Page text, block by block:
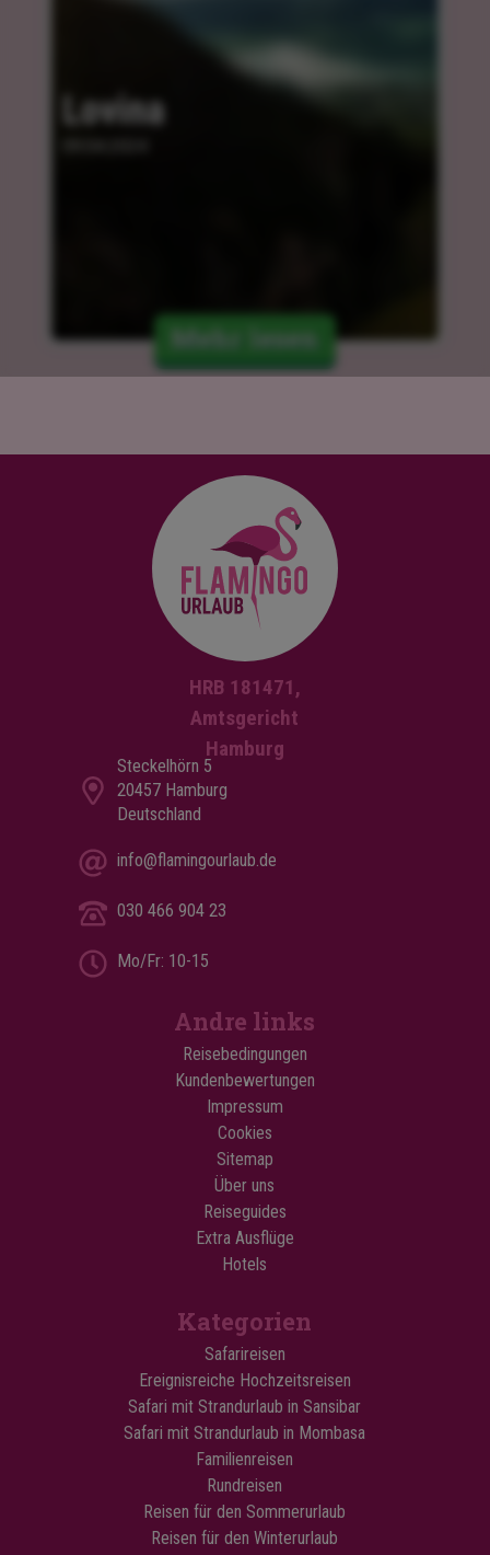
Lovina
Mehr lesen
HRB 181471,
Amtsgericht
Hamburg
Steckelhörn 5
20457 Hamburg
Deutschland
info@flamingourlaub.de
030 466 904 23
Mo/Fr: 10-15
Andre links
Reisebedingungen
Kundenbewertungen
Impressum
Cookies
Sitemap
Über uns
Reiseguides
Extra Ausflüge
Hotels
Kategorien
Safarireisen
Ereignisreiche Hochzeitsreisen
Safari mit Strandurlaub in Sansibar
Safari mit Strandurlaub in Mombasa
Familienreisen
Rundreisen
Reisen für den Sommerurlaub
Reisen für den Winterurlaub